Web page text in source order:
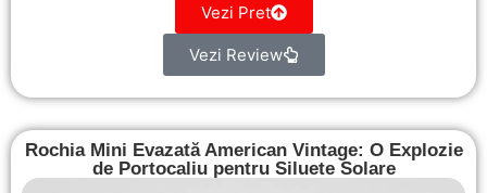
Vezi Pret
Vezi Review
Rochia Mini Evazată American Vintage: O Explozie
de Portocaliu pentru Siluete Solare